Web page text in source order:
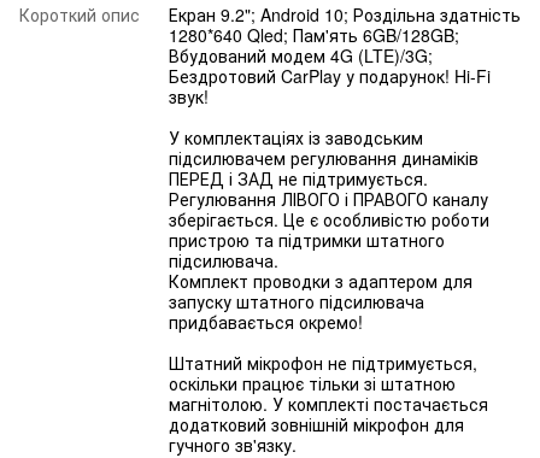
Короткий опис
Екран 9.2"; Android 10; Роздільна здатність
1280*640 Qled; Пам'ять 6GB/128GB;
Вбудований модем 4G (LTE)/3G;
Бездротовий CarPlay у подарунок! Hi-Fi
звук!
У комплектаціях із заводським
підсилювачем регулювання динаміків
ПЕРЕД і ЗАД не підтримується.
Регулювання ЛІВОГО і ПРАВОГО каналу
зберігається. Це є особливістю роботи
пристрою та підтримки штатного
підсилювача.
Комплект проводки з адаптером для
запуску штатного підсилювача
придбавається окремо!
Штатний мікрофон не підтримується,
оскільки працює тільки зі штатною
магнітолою. У комплекті постачається
додатковий зовнішній мікрофон для
гучного зв'язку.